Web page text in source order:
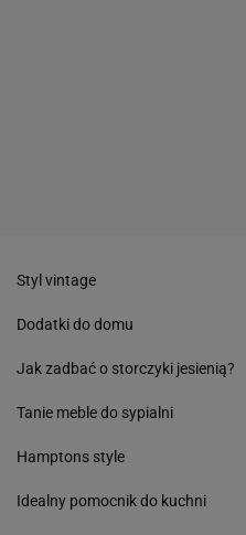
Styl vintage
Dodatki do domu
Jak zadbać o storczyki jesienią?
Tanie meble do sypialni
Hamptons style
Idealny pomocnik do kuchni